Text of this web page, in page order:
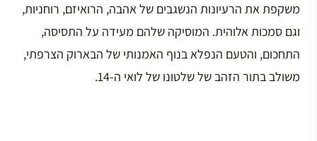
משקפת את הרעיונות הנשגבים של אהבה, הרואיזם, רוחניות,
וגם סמכות אלוהית. המוסיקה שלהם מעידה על התסיסה,
התחכום, והטעם הנפלא בנוף האמנותי של הבארוק הצרפתי,
משולב בתור הזהב של שלטונו של לואי ה-14.